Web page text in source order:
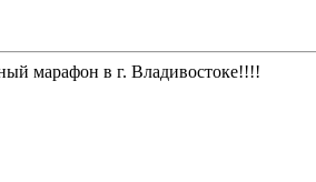
марафон в г. Владивостоке!!!!